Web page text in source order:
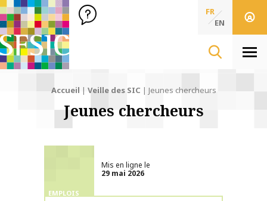
SFSIC Société Française des Sciences de l'Information & de
Société Française des Sciences
de l'Information
FR
EN
Accueil | Veille des SIC | Jeunes chercheurs
Jeunes chercheurs
EMPLOIS
Mis en ligne le
29 mai 2026